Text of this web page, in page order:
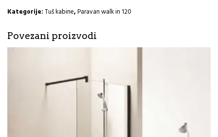
in
1200x2200mm
količina
Kategorije:Tuš kabine,Paravan walk in 120
Povezani proizvodi